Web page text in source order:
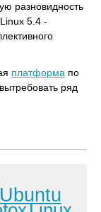
разновидность
5.4 -
платформа по
ряд
Ubuntu